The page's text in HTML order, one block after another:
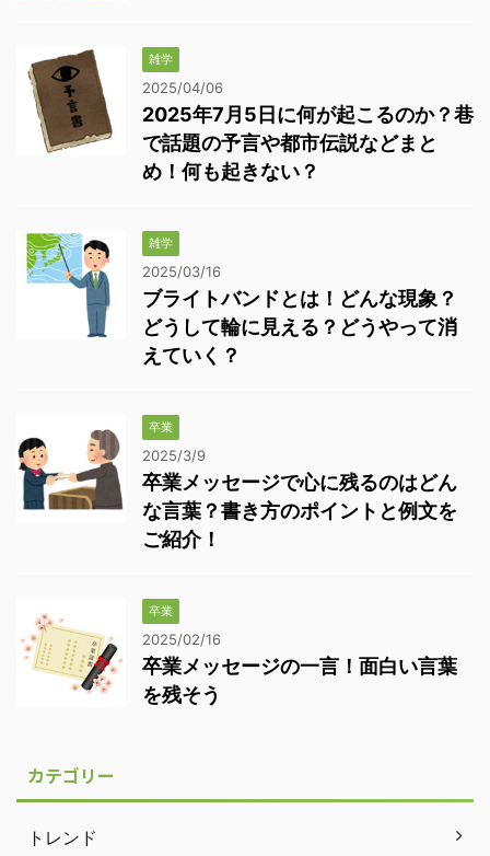
雑学
2025/04/06
2025年7月5日に何が起こるのか？巷
で話題の予言や都市伝説などまと
め！何も起きない？
雑学
2025/03/16
ブライトバンドとは！どんな現象？
どうして輪に見える？どうやって消
えていく？
卒業
2025/3/9
卒業メッセージで心に残るのはどん
な言葉？書き方のポイントと例文を
ご紹介！
卒業
2025/02/16
卒業メッセージの一言！面白い言葉
を残そう
カテゴリー
トレンド